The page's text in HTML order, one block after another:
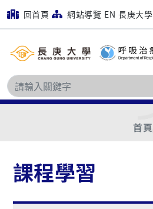
回首頁 網站導覽 EN 長庚大學
首頁
課程學習